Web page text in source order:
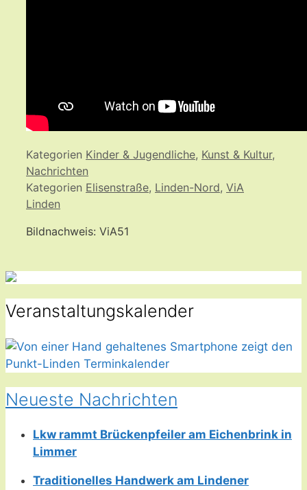
Kategorien Kinder & Jugendliche, Kunst & Kultur,
Nachrichten
Kategorien Elisenstraße, Linden-Nord, ViA
Linden
Bildnachweis: ViA51
Veranstaltungskalender
Neueste Nachrichten
Lkw rammt Brückenpfeiler am Eichenbrink in
Limmer
Traditionelles Handwerk am Lindener